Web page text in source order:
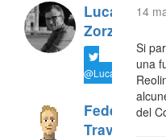
Luca
Zorzi
@LucaTNT
Federico
Travaini
14
Si
una
del